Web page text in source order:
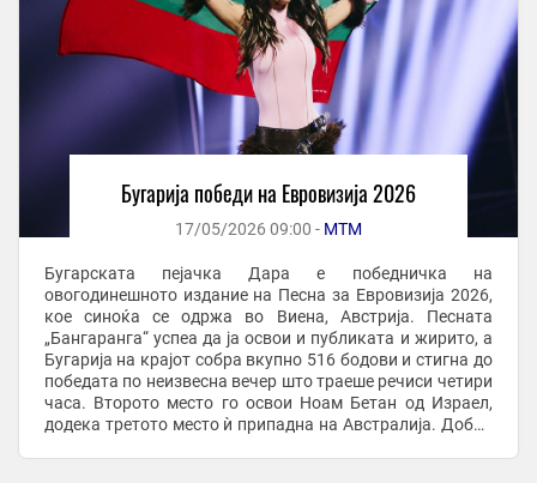
Бугарија победи на Евровизија 2026
17/05/2026 09:00 - МТМ
Бугарската пејачка Дара е победничка на
овогодинешното издание на Песна за Евровизија 2026,
кое синоќа се одржа во Виена, Австрија. Песната
„Бангаранга“ успеа да ја освои и публиката и жирито, а
Бугарија на крајот собра вкупно 516 бодови и стигна до
победата по неизвесна вечер што траеше речиси четири
часа. Второто место го освои Ноам Бетан од Израел,
додека третото место ѝ припадна на Австралија. Добар